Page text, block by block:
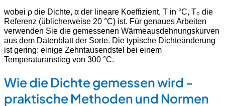
wobei ρ die Dichte, α der lineare Koeffizient, T in °C, T₀ die
Referenz (üblicherweise 20 °C) ist. Für genaues Arbeiten
verwenden Sie die gemessenen Wärmeausdehnungskurven
aus dem Datenblatt der Sorte. Die typische Dichteänderung
ist gering: einige Zehntausendstel bei einem
Temperaturanstieg von 300 °C.
Wie die Dichte gemessen wird -
praktische Methoden und Normen